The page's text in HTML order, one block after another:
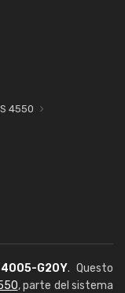
4550
G20Y. Questo
, parte del sistema